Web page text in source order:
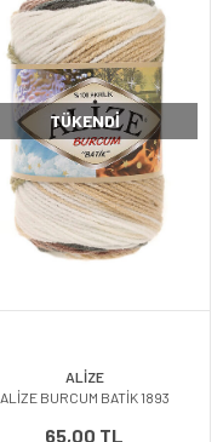
TÜKENDI
ALİZE
ALİZE BURCUM BATİK 1893
65,00 TL